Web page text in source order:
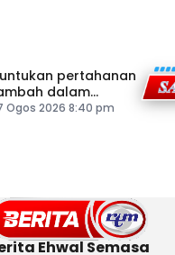
pertahanan
dalam
2027
Ogos 2026 8:40 pm
Ehwal Semasa